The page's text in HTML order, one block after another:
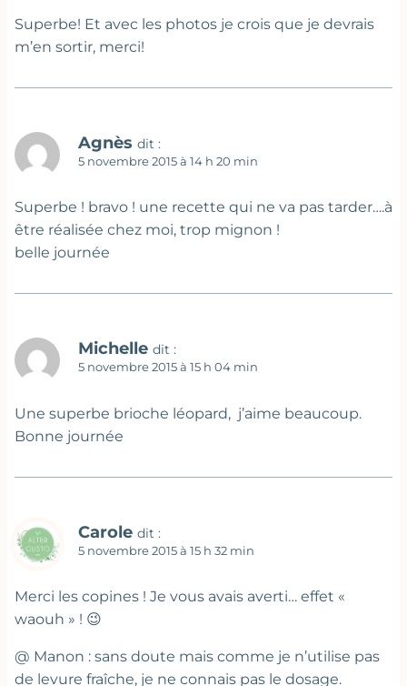
Superbe! Et avec les photos je crois que je devrais
m’en sortir, merci!
Agnès dit :
5 novembre 2015 à 14 h 20 min
Superbe ! bravo ! une recette qui ne va pas tarder….à
être réalisée chez moi, trop mignon !
belle journée
Michelle dit :
5 novembre 2015 à 15 h 04 min
Une superbe brioche léopard, j’aime beaucoup.
Bonne journée
Carole dit :
5 novembre 2015 à 15 h 32 min
Merci les copines ! Je vous avais averti… effet «
waouh » ! 😉
@ Manon : sans doute mais comme je n’utilise pas
de levure fraîche, je ne connais pas le dosage.